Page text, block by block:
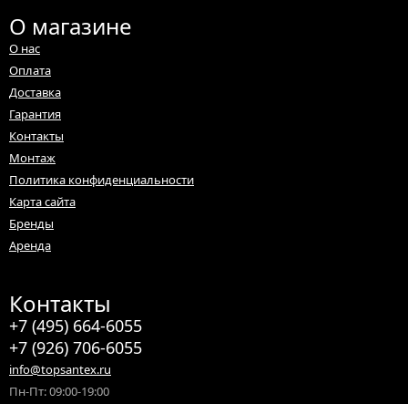
О магазине
О нас
Оплата
Доставка
Гарантия
Контакты
Монтаж
Политика конфиденциальности
Карта сайта
Бренды
Аренда
Контакты
+7 (495) 664-6055
+7 (926) 706-6055
info@topsantex.ru
Пн-Пт: 09:00-19:00